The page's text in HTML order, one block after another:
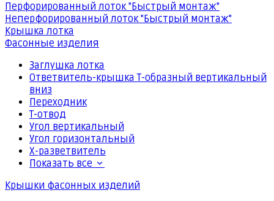
Перфорированный лоток "Быстрый монтаж"
Неперфорированный лоток "Быстрый монтаж"
Крышка лотка
Фасонные изделия
Заглушка лотка
Ответвитель-крышка Т-образный вертикальный
вниз
Переходник
Т-отвод
Угол вертикальный
Угол горизонтальный
Х-разветвитель
Показать все
Крышки фасонных изделий